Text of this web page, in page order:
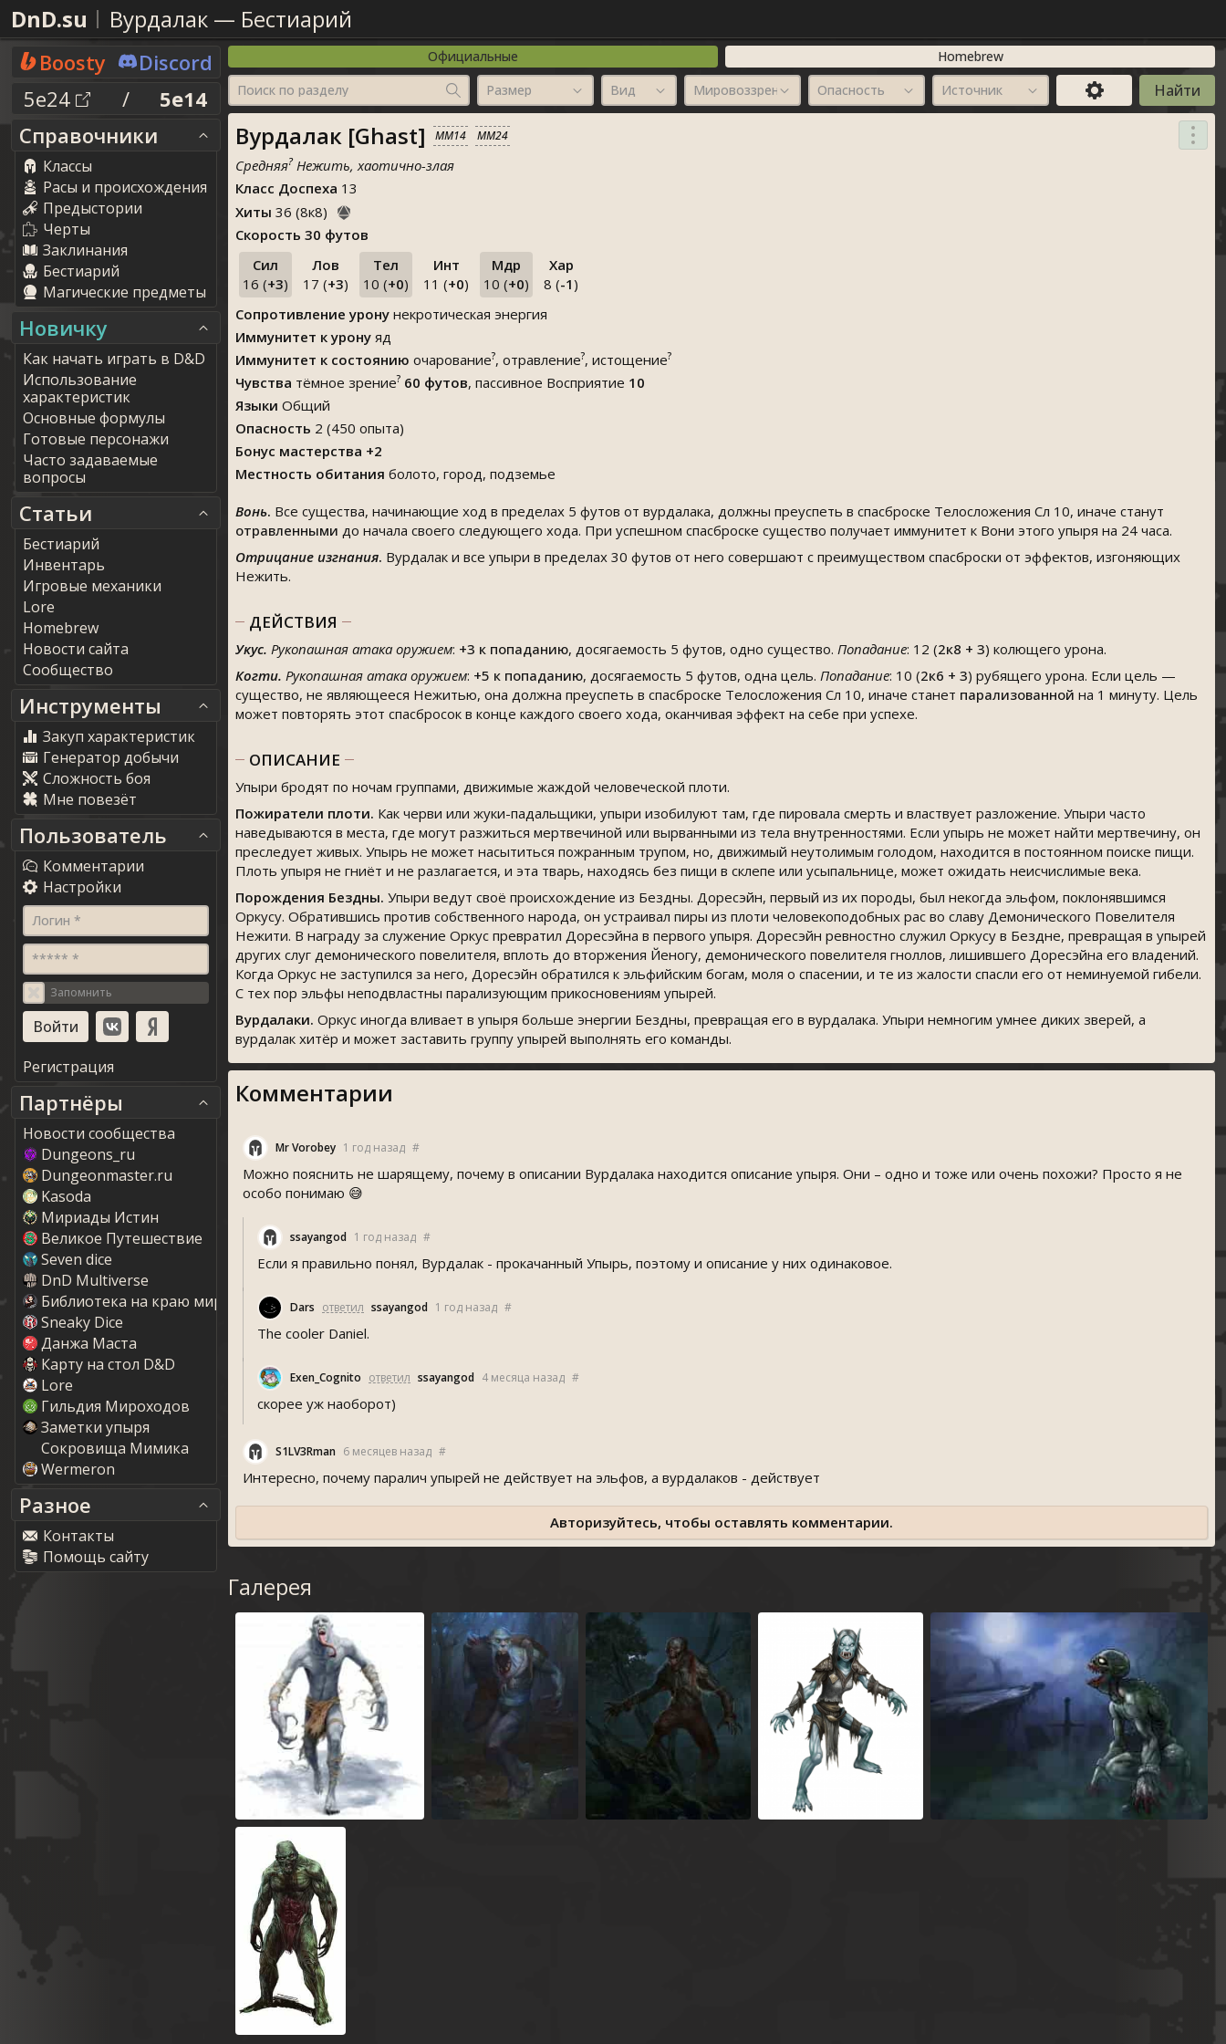
DnD.su Вурдалак — Бестиарий
Boosty
Discord
5e24
/
5e14
Справочники
Классы
Расы и происхождения
Предыстории
Черты
Заклинания
Бестиарий
Магические предметы
Новичку
Как начать играть в D&D
Использование
характеристик
Основные формулы
Готовые персонажи
Часто задаваемые
вопросы
Статьи
Бестиарий
Инвентарь
Игровые механики
Lore
Homebrew
Новости сайта
Сообщество
Инструменты
Закуп характеристик
Генератор добычи
Сложность боя
Мне повезёт
Пользователь
Комментарии
Настройки
Логин *
***** *
Запомнить
Регистрация
Партнёры
Новости сообщества
Dungeons_ru
Dungeonmaster.ru
Kasoda
Мириады Истин
Великое Путешествие
Seven dice
DnD Multiverse
Библиотека на краю мира
Sneaky Dice
Данжа Маста
Карту на стол D&D
Lore
Гильдия Мироходов
Заметки упыря
Сокровища Мимика
Wermeron
Разное
Контакты
Помощь сайту
Официальные
Homebrew
Поиск по разделу
Размер Вид Мировоззрение Опасность Источник
Вурдалак [Ghast] MM14 MM24
Средняя?Нежить, хаотично-злая
Класс Доспеха 13
Хиты 36 (8к8)
Скорость 30 футов
Сил
16 (+3)
Лов
17 (+3)
Тел
10 (+0)
Инт
11 (+0)
Мдр
10 (+0)
Хар
8 (-1 )
Сопротивление урону некротическая энергия
Иммунитет к урону яд
Иммунитет к состоянию очарование?, отравление?, истощение?
Чувства тёмное зрение? 60 футов, пассивное Восприятие 10
Языки Общий
Опасность 2 (450 опыта)
Бонус мастерства +2
Местность обитания болото, город, подземье
Вонь. Все существа, начинающие ход в пределах 5 футов от вурдалака, должны преуспеть в спасброске Телосложения Сл 10, иначе станут
отравленными до начала своего следующего хода. При успешном спасброске существо получает иммунитет к Вони этого упыря на 24 часа.
Отрицание изгнания. Вурдалак и все упыри в пределах 30 футов от него совершают с преимуществом спасброски от эффектов, изгоняющих
Нежить.
ДЕЙСТВИЯ
Укус. Рукопашная атака оружием: +3 к попаданию, досягаемость 5 футов, одно существо. Попадание: 12 (2к8 + 3) колющего урона.
Когти. Рукопашная атака оружием: +5 к попаданию, досягаемость 5 футов, одна цель. Попадание: 10 (2к6 + 3) рубящего урона. Если цель —
существо, не являющееся Нежитью, она должна преуспеть в спасброске Телосложения Сл 10, иначе станет парализованной на 1 минуту. Цель
может повторять этот спасбросок в конце каждого своего хода, оканчивая эффект на себе при успехе.
ОПИСАНИЕ
Упыри бродят по ночам группами, движимые жаждой человеческой плоти.
Пожиратели плоти. Как черви или жуки-падальщики, упыри изобилуют там, где пировала смерть и властвует разложение. Упыри часто
наведываются в места, где могут разжиться мертвечиной или вырванными из тела внутренностями. Если упырь не может найти мертвечину, он
преследует живых. Упырь не может насытиться пожранным трупом, но, движимый неутолимым голодом, находится в постоянном поиске пищи.
Плоть упыря не гниёт и не разлагается, и эта тварь, находясь без пищи в склепе или усыпальнице, может ожидать неисчислимые века.
Порождения Бездны. Упыри ведут своё происхождение из Бездны. Доресэйн, первый из их породы, был некогда эльфом, поклонявшимся
Оркусу. Обратившись против собственного народа, он устраивал пиры из плоти человекоподобных рас во славу Демонического Повелителя
Нежити. В награду за служение Оркус превратил Доресэйна в первого упыря. Доресэйн ревностно служил Оркусу в Бездне, превращая в упырей
других слуг демонического повелителя, вплоть до вторжения Йеногу, демонического повелителя гноллов, лишившего Доресэйна его владений.
Когда Оркус не заступился за него, Доресэйн обратился к эльфийским богам, моля о спасении, и те из жалости спасли его от неминуемой гибели.
С тех пор эльфы неподвластны парализующим прикосновениям упырей.
Вурдалаки. Оркус иногда вливает в упыря больше энергии Бездны, превращая его в вурдалака. Упыри немногим умнее диких зверей, а
вурдалак хитёр и может заставить группу упырей выполнять его команды.
Комментарии
Mr Vorobey 1 год назад #
Можно пояснить не шарящему, почему в описании Вурдалака находится описание упыря. Они – одно и тоже или очень похожи? Просто я не
особо понимаю 😅
ayangod 1 год назад #
Если я правильно понял, Вурдалак - прокачанный Упырь, поэтому и описание у них одинаковое.
Dar ответил ayangod 1 год назад #
The cooler Daniel.
Exen_Cognito ответил ayangod 4 месяца назад #
скорее уж наоборот)
S1LV3Rman 6 месяцев назад #
Интересно, почему паралич упырей не действует на эльфов, а вурдалаков - действует
Авторизуйтесь, чтобы оставлять комментарии.
Галерея